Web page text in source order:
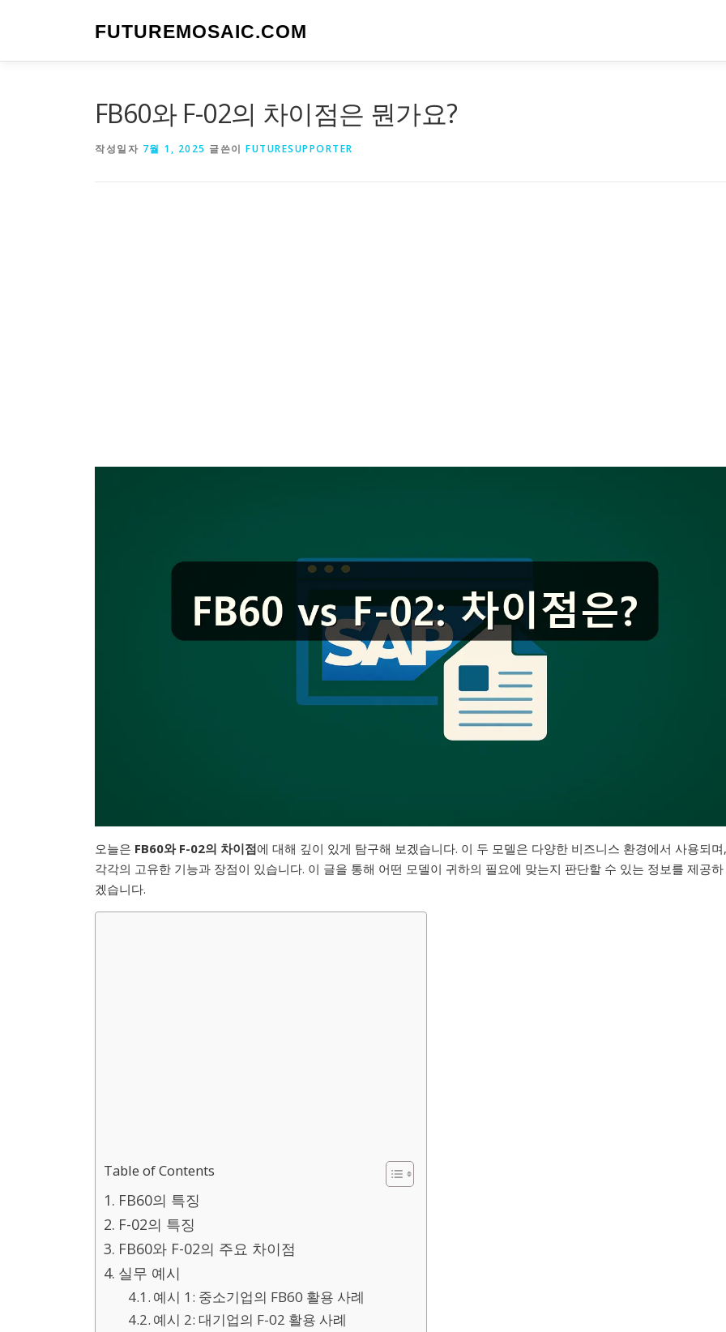
로
FUTUREMOSAIC.COM
FB60와 F-02의 차이점은 뭔가요?
작성일자 7월 1, 2025 글쓴이 FUTURESUPPORTER
오늘은 FB60와 F-02의 차이점에 대해 깊이 있게 탐구해 보겠습니다. 이 두 모델은 다양한 비즈니스 환경에서 사용되며,
각각의 고유한 기능과 장점이 있습니다. 이 글을 통해 어떤 모델이 귀하의 필요에 맞는지 판단할 수 있는 정보를 제공하
겠습니다.
Table of Contents
FB60의 특징
F-02의 특징
FB60와 F-02의 주요 차이점
실무 예시
예시 1: 중소기업의 FB60 활용 사례
예시 2: 대기업의 F-02 활용 사례